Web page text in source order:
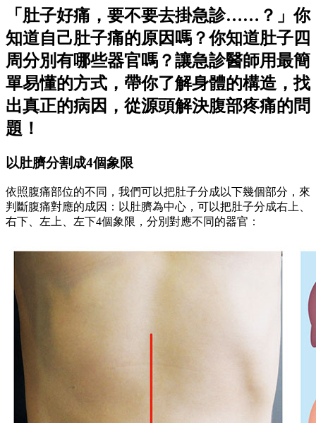
「肚子好痛，要不要去掛急診……？」你
知道自己肚子痛的原因嗎？你知道肚子四
周分別有哪些器官嗎？讓急診醫師用最簡
單易懂的方式，帶你了解身體的構造，找
出真正的病因，從源頭解決腹部疼痛的問
題！
以肚臍分割成4個象限
依照腹痛部位的不同，我們可以把肚子分成以下幾個部分，來
判斷腹痛對應的成因：以肚臍為中心，可以把肚子分成右上、
右下、左上、左下4個象限，分別對應不同的器官：